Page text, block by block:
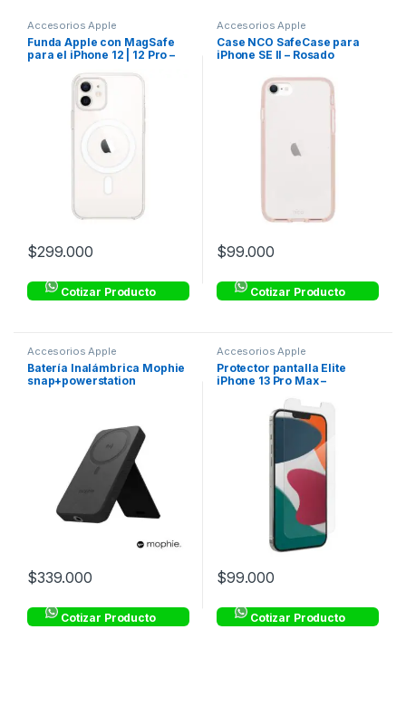
Accesorios Apple
Funda Apple con MagSafe
para el iPhone 12 | 12 Pro –
$299.000
Cotizar Producto
Accesorios Apple
Case NCO SafeCase para
iPhone SE II – Rosado
$99.000
Cotizar Producto
Accesorios Apple
Batería Inalámbrica Mophie
snap+powerstation
$339.000
Cotizar Producto
Accesorios Apple
Protector pantalla Elite
iPhone 13 Pro Max –
$99.000
Cotizar Producto